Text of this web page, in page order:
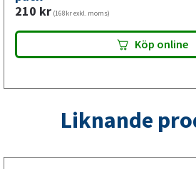
210 kr (168kr exkl. moms)
Köp online
Liknande